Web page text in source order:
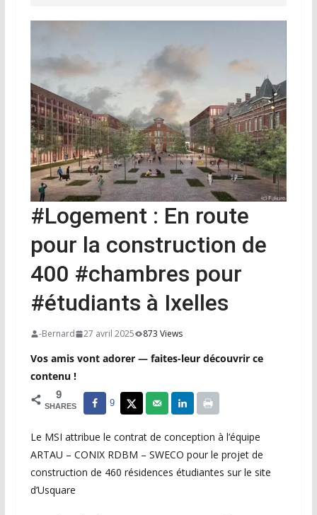
#Logement : En route
pour la construction de
400 #chambres pour
#étudiants à Ixelles
-Bernard 27 avril 2025 873 Views
Vos amis vont adorer — faites-leur découvrir ce
contenu !
9
SHARES 9
Le MSI attribue le contrat de conception à l’équipe
ARTAU – CONIX RDBM – SWECO pour le projet de
construction de 460 résidences étudiantes sur le site
d’Usquare